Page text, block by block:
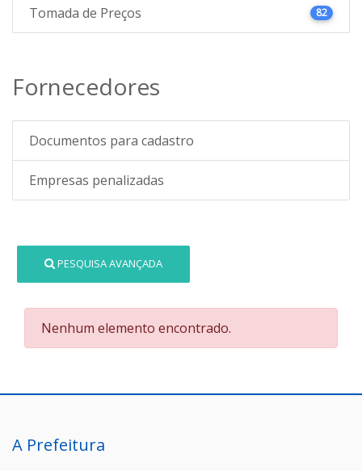
Tomada de Preços 82
Fornecedores
Documentos para cadastro
Empresas penalizadas
PESQUISA AVANÇADA
Nenhum elemento encontrado.
A Prefeitura